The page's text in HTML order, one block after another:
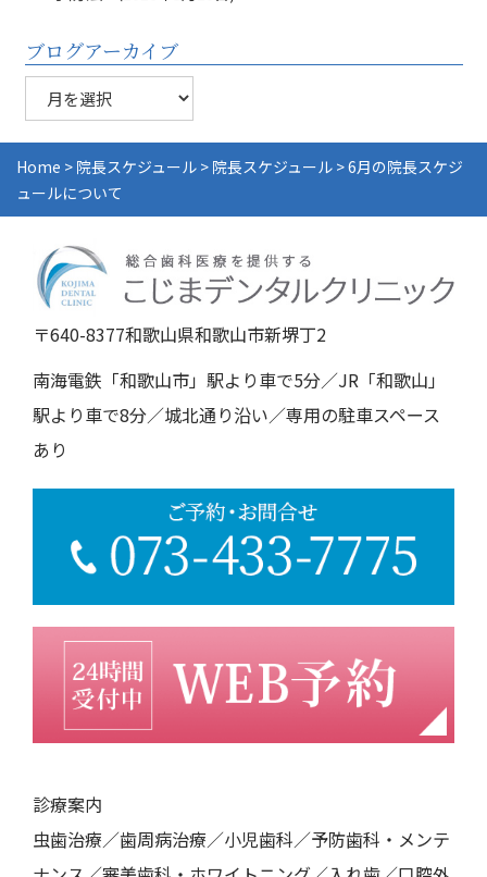
ブログアーカイブ
ロ
グ
ア
ー
カ
ブ
Home > 院長スケジュール > 院長スケジュール >6月の院長スケジ
ュールについて
〒640-8377和歌山県和歌山市新堺丁2
南海電鉄「和歌山市」駅より車で5分／JR「和歌山」
駅より車で8分／城北通り沿い／専用の駐車スペース
あり
診療案内
虫歯治療／歯周病治療／小児歯科／予防歯科・メンテ